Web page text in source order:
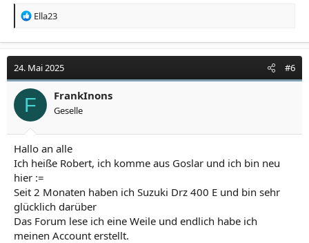
R
a
t
i
o
n
Ella23
24. Mai 2025 #6
F FrankInons
Geselle
Hallo an alle
Ich heiße Robert, ich komme aus Goslar und ich bin neu
hier :=
Seit 2 Monaten haben ich Suzuki Drz 400 Е und bin sehr
glücklich darüber
Das Forum lese ich eine Weile und endlich habe ich
meinen Account erstellt.